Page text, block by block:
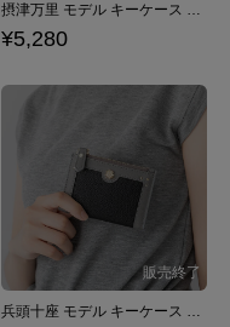
摂津万里 モデル キーケース A3! 秋組
¥5,280
兵頭十座 モデル キーケース A3! 秋組